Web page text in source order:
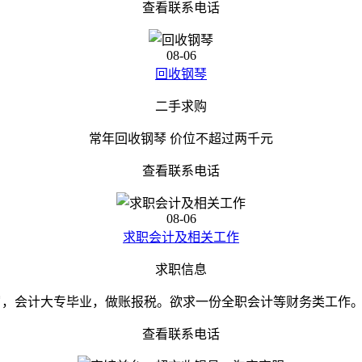
查看联系电话
08-06
回收钢琴
二手求购
常年回收钢琴 价位不超过两千元
查看联系电话
08-06
求职会计及相关工作
求职信息
会计大专毕业，做账报税。欲求一份全职会计等财务类工作
查看联系电话